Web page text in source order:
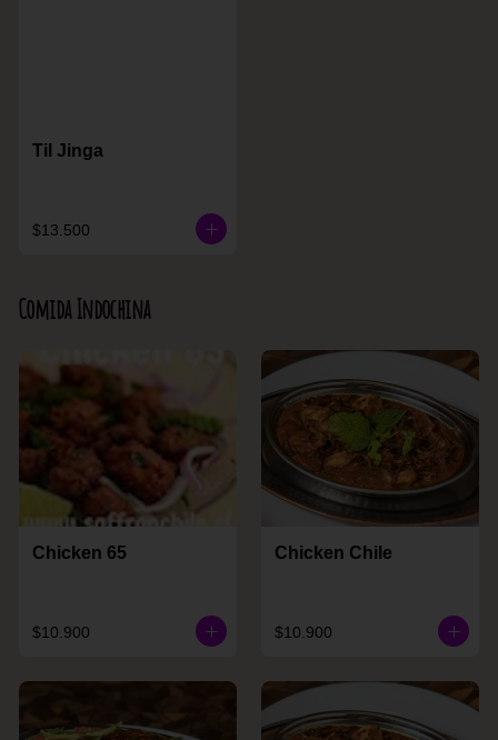
Til Jinga
$13.500
Comida Indochina
Chicken 65
$10.900
Chicken Chile
$10.900